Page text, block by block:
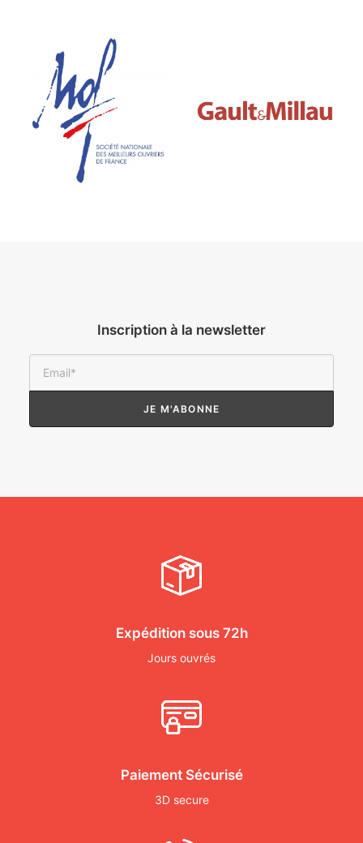
Inscription à la newsletter
Expédition sous 72h
Jours ouvrés
Paiement Sécurisé
3D secure